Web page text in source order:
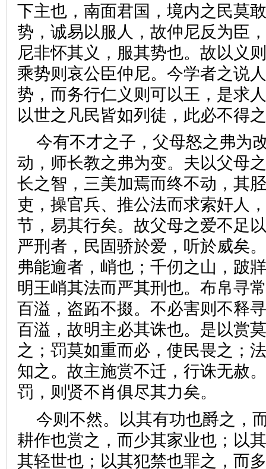
下主也，南面君国，境内之民莫
势，诚易以服人，故仲尼反为臣
尼非怀其义，服其势也。故以义
乘势则哀公臣仲尼。今学者之说
势，而务行仁义则可以王，是求
以世之凡民皆如列徒，此必
今有不才之子，父母怒之弗为
动，师长教之弗为变。夫以父母
长之智，三美加焉而终不动，其
吏，操官兵、推公法而求索奸人
节，易其行矣。故父母之爱不足
严刑者，民固骄於爱，听於威矣
弗能逾者，峭也；千仞之山，跛
明王峭其法而严其刑也。布帛寻
百溢，盗跖不掇。不必害则不释
百溢，故明主必其诛也。是以赏
之；罚莫如重而必，使民畏之；
知之。故主施赏不迁，行诛无赦
罚，则贤不肖俱尽其力矣。
今则不然。以其有功也爵之，
耕作也赏之，而少其家业也；以
其轻世也；以其犯禁也罪之，而